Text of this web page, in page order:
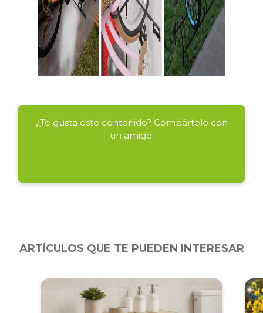
¿Te gusta este contenido? Compártelo con
un amigo.
ARTÍCULOS QUE TE PUEDEN INTERESAR